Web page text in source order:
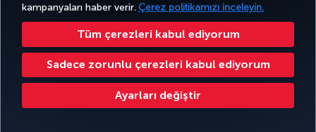
kampanyaları haber verir. Çerez politikamızı inceleyin.
Tüm çerezleri kabul ediyorum
Sadece zorunlu çerezleri kabul ediyorum
Ayarları değiştir